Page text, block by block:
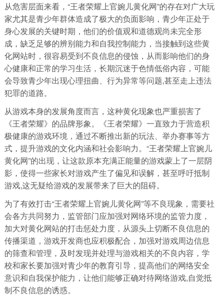
从危害层面来看，“王者荣耀上官婉儿黄化网”的存在对广大玩
家尤其是青少年群体造成了极大的负面影响，青少年正处于
身心发展的关键时期，他们的价值观和道德观尚未完全形
成，缺乏足够的辨别能力和自我控制能力，当接触到这些黄
化网站时，很容易受到不良信息的侵蚀，从而影响他们的身
心健康和正常的学习生活，长期沉迷于色情低俗内容，可能
会导致青少年出现心理扭曲、行为异常等问题,甚至走上违法
犯罪的道路。
从游戏本身的发展角度而言，这种黄化现象也严重损害了
《王者荣耀》的品牌形象。《王者荣耀》一直致力于营造积
极健康的游戏环境，通过不断推出新的玩法、举办赛事等方
式，提升游戏的文化内涵和社会影响力。“王者荣耀上官婉儿
黄化网”的出现，让这款原本充满正能量的游戏蒙上了一层阴
影，使得一些家长对游戏产生了偏见和误解，甚至呼吁抵制
游戏,这无疑给游戏的发展带来了巨大的阻碍。
为了有效打击“王者荣耀上官婉儿黄化网”等不良现象，需要社
会各方共同努力，监管部门应加强对网络环境的监管力度，
加大对黄化网站的打击惩处力度，从源头上切断不良信息的
传播渠道，游戏开发商也应积极配合，加强对游戏周边信息
的筛查和管理，及时发现并处理与游戏相关的不良内容，学
校和家长要加强对青少年的教育引导，提高他们的网络安全
意识和自我保护能力，让他们能够正确对待网络游戏,自觉抵
制不良信息的诱惑。